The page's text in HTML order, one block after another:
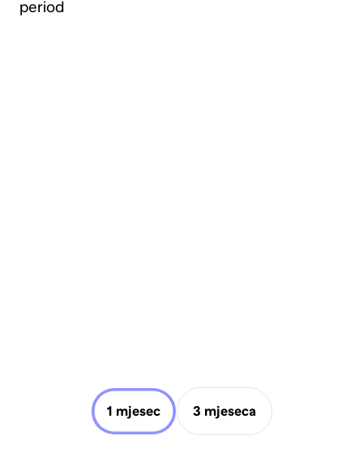
period
1 mjesec 3 mjeseca